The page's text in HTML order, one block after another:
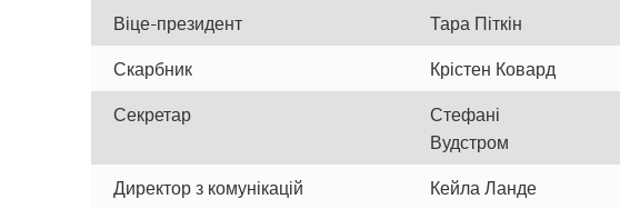
Віце-президент
Тара Піткін
Скарбник
Крістен Ковард
Секретар
Стефані
Вудстром
Директор з комунікацій Кейла Ланде